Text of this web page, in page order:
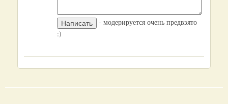
- модерируется очень предвзято
:)